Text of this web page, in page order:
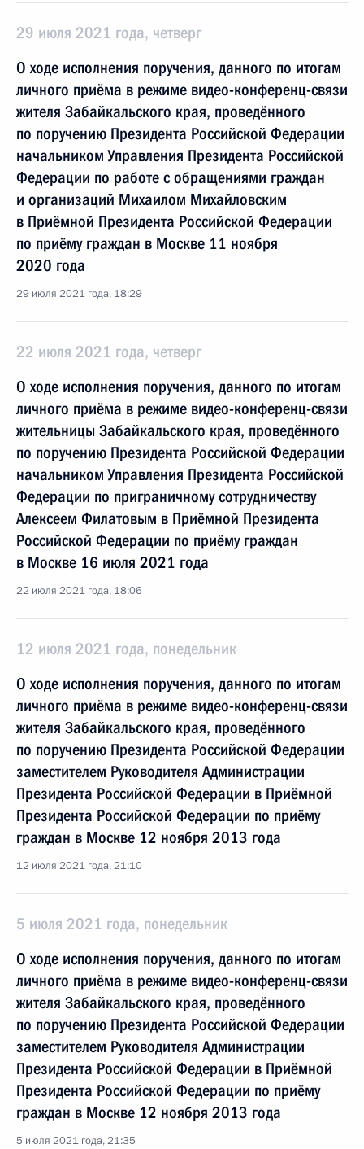
29 июля 2021 года, четверг
О ходе исполнения поручения, данного по итогам
личного приёма в режиме видео-конференц-связи
жителя Забайкальского края, проведённого
по поручению Президента Российской Федерации
начальником Управления Президента Российской
Федерации по работе с обращениями граждан
и организаций Михаилом Михайловским
в Приёмной Президента Российской Федерации
по приёму граждан в Москве 11 ноября
2020 года
29 июля 2021 года, 18:29
22 июля 2021 года, четверг
О ходе исполнения поручения, данного по итогам
личного приёма в режиме видео-конференц-связи
жительницы Забайкальского края, проведённого
по поручению Президента Российской Федерации
начальником Управления Президента Российской
Федерации по приграничному сотрудничеству
Алексеем Филатовым в Приёмной Президента
Российской Федерации по приёму граждан
в Москве 16 июля 2021 года
22 июля 2021 года, 18:06
12 июля 2021 года, понедельник
О ходе исполнения поручения, данного по итогам
личного приёма в режиме видео-конференц-связи
жителя Забайкальского края, проведённого
по поручению Президента Российской Федерации
заместителем Руководителя Администрации
Президента Российской Федерации в Приёмной
Президента Российской Федерации по приёму
граждан в Москве 12 ноября 2013 года
12 июля 2021 года, 21:10
5 июля 2021 года, понедельник
О ходе исполнения поручения, данного по итогам
личного приёма в режиме видео-конференц-связи
жителя Забайкальского края, проведённого
по поручению Президента Российской Федерации
заместителем Руководителя Администрации
Президента Российской Федерации в Приёмной
Президента Российской Федерации по приёму
граждан в Москве 12 ноября 2013 года
5 июля 2021 года, 21:35